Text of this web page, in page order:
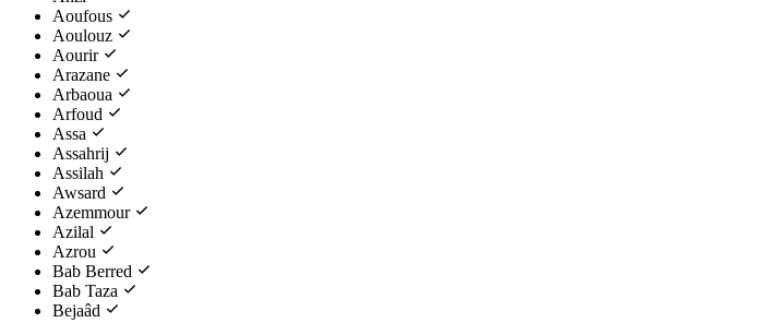
Aoufous
Aoulouz
Aourir
Arazane
Arbaoua
Arfoud
Assa
Assahrij
Assilah
Awsard
Azemmour
Azilal
Azrou
Bab Berred
Bab Taza
Bejaâd